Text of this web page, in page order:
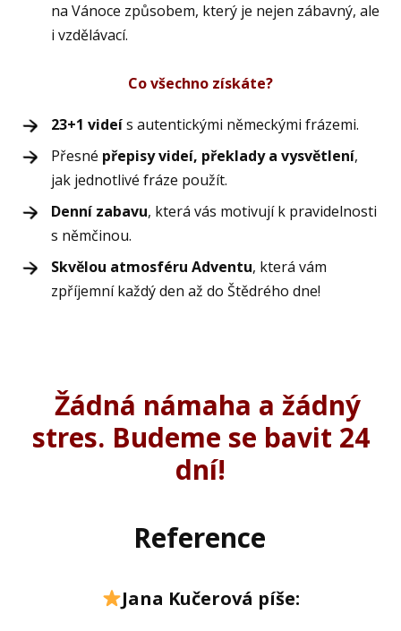
na Vánoce způsobem, který je nejen zábavný, ale
i vzdělávací.
Co všechno získáte?
23+1 videís autentickými německými frázemi.
Přesné přepisy videí, překlady a vysvětlení,
jak jednotlivé fráze použít.
Denní zabavu, která vás motivují k pravidelnosti
s němčinou.
Skvělou atmosféru Adventu, která vám
zpříjemní každý den až do Štědrého dne!
Žádná námaha a žádný
stres. Budeme se bavit 24
dní!
Reference
Jana Kučerová píše: